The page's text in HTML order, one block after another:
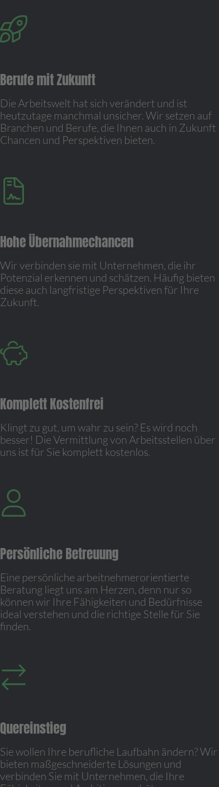
Berufe mit Zukunft
Die Arbeitswelt hat sich verändert und ist
heutzutage manchmal unsicher. Wir setzen auf
Branchen und Berufe, die Ihnen auch in Zukunft
Chancen und Perspektiven bieten.
Hohe Übernahmechancen
Wir verbinden sie mit Unternehmen, die ihr
Potenzial erkennen und schätzen. Häufig bieten
diese auch langfristige Perspektiven für Ihre
Zukunft.
Komplett Kostenfrei
Klingt zu gut, um wahr zu sein? Es wird noch
besser! Die Vermittlung von Arbeitsstellen über
uns ist für Sie komplett kostenlos.
Persönliche Betreuung
Eine persönliche arbeitnehmerorientierte
Beratung liegt uns am Herzen, denn nur so
können wir Ihre Fähigkeiten und Bedürfnisse
ideal verstehen und die richtige Stelle für Sie
finden.
Quereinstieg
Sie wollen Ihre berufliche Laufbahn ändern? Wir
bieten maßgeschneiderte Lösungen und
verbinden Sie mit Unternehmen, die Ihre